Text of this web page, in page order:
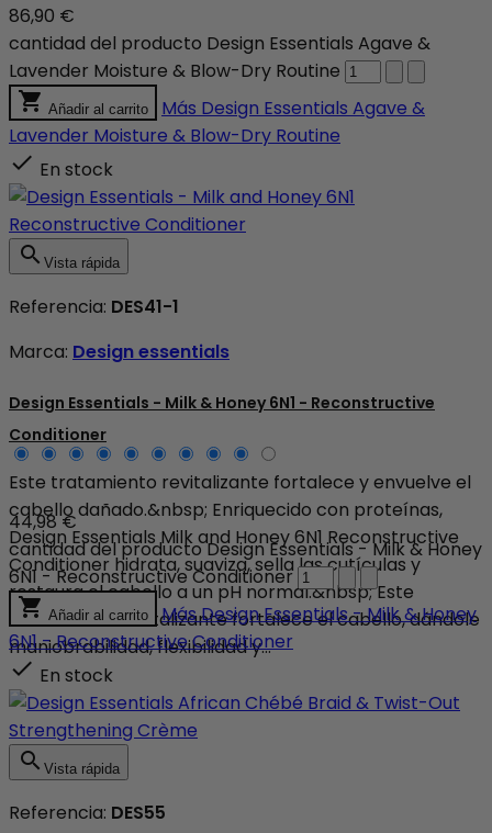
86,90 €
cantidad del producto Design Essentials Agave &
Lavender Moisture & Blow-Dry Routine
 Añadir al carrito Más Design Essentials Agave &
Lavender Moisture & Blow-Dry Routine
 En stock
 Vista rápida
Referencia: DES41-1
Marca: Design essentials
Design Essentials - Milk & Honey 6N1 - Reconstructive
Conditioner
Este tratamiento revitalizante fortalece y envuelve el
cabello dañado.&nbsp; Enriquecido con proteínas,
Design Essentials Milk and Honey 6N1 Reconstructive
Conditioner hidrata, suaviza, sella las cutículas y
restaura el cabello a un pH normal.&nbsp; Este
tratamiento revitalizante fortalece el cabello, dándole
maniobrabilidad, flexibilidad y...
44,98 €
cantidad del producto Design Essentials - Milk & Honey
6N1 - Reconstructive Conditioner
 Añadir al carrito MásDesign Essentials - Milk & Honey
6N1 - Reconstructive Conditioner
 En stock
 Vista rápida
Referencia: DES55